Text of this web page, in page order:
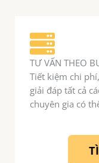
TƯ VẤN THEO
Tiết kiệm chi
giải đáp tất cả
chuyên gia có